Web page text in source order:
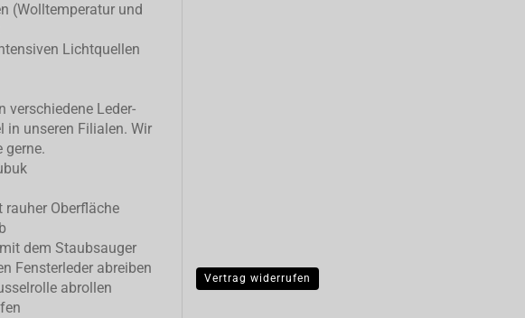
(Wolltemperatur und
Lichtquellen
verschiedene Leder-
in unseren Filialen. Wir
gerne.
rauher Oberfläche
dem Staubsauger
Fensterleder abreiben
abrollen
Vertrag widerrufen